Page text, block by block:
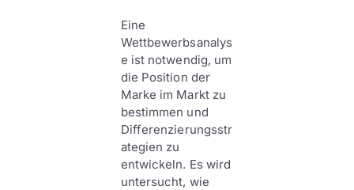
Eine
Wettbewerbsanalys
e ist notwendig, um
die Position der
Marke im Markt zu
bestimmen und
Differenzierungsstr
ategien zu
entwickeln. Es wird
untersucht, wie